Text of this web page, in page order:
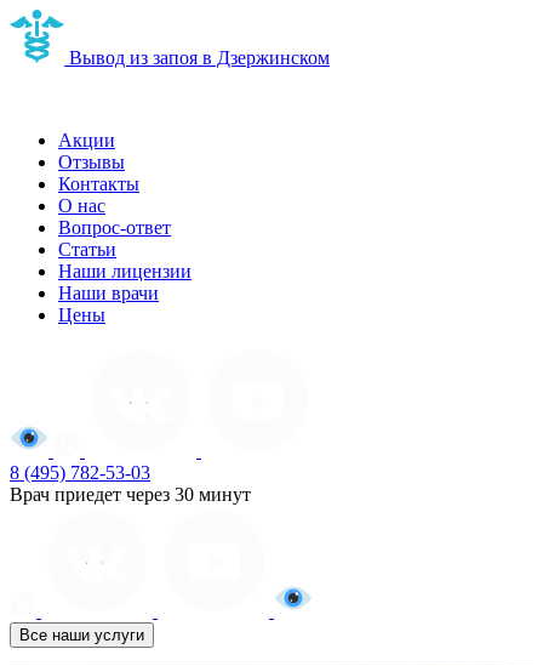
Вывод из запоя в Дзержинском
Акции
Отзывы
Контакты
О нас
Вопрос-ответ
Статьи
Наши лицензии
Наши врачи
Цены
8 (495) 782-53-03
Врач приедет через 30 минут
Все наши услуги